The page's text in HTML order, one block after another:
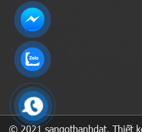
© 2021 sangothanhdat. Thiết